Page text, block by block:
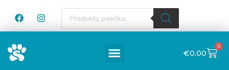
€0.00
0